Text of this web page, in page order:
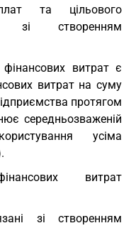
та цільового
зі створенням
фінансових витрат є
витрат на суму
протягом
середньозваженій
усіма
витрат
зі створенням